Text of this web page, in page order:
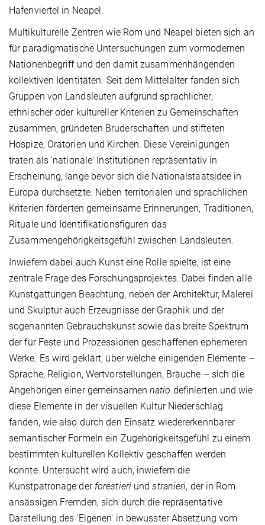
Hafenviertel in Neapel.
Multikulturelle Zentren wie Rom und Neapel bieten sich an
für paradigmatische Untersuchungen zum vormodernen
Nationenbegriff und den damit zusammenhängenden
kollektiven Identitäten. Seit dem Mittelalter fanden sich
Gruppen von Landsleuten aufgrund sprachlicher,
ethnischer oder kultureller Kriterien zu Gemeinschaften
zusammen, gründeten Bruderschaften und stifteten
Hospize, Oratorien und Kirchen. Diese Vereinigungen
traten als 'nationale' Institutionen repräsentativ in
Erscheinung, lange bevor sich die Nationalstaatsidee in
Europa durchsetzte. Neben territorialen und sprachlichen
Kriterien förderten gemeinsame Erinnerungen, Traditionen,
Rituale und Identifikationsfiguren das
Zusammengehörigkeitsgefühl zwischen Landsleuten.
Inwiefern dabei auch Kunst eine Rolle spielte, ist eine
zentrale Frage des Forschungsprojektes. Dabei finden alle
Kunstgattungen Beachtung, neben der Architektur, Malerei
und Skulptur auch Erzeugnisse der Graphik und der
sogenannten Gebrauchskunst sowie das breite Spektrum
der für Feste und Prozessionen geschaffenen ephemeren
Werke. Es wird geklärt, über welche einigenden Elemente –
Sprache, Religion, Wertvorstellungen, Bräuche – sich die
Angehörigen einer gemeinsamennatio definierten und wie
diese Elemente in der visuellen Kultur Niederschlag
fanden, wie also durch den Einsatz wiedererkennbarer
semantischer Formeln ein Zugehörigkeitsgefühl zu einem
bestimmten kulturellen Kollektiv geschaffen werden
konnte. Untersucht wird auch, inwiefern die
Kunstpatronage der forestieri undstranieri, der in Rom
ansässigen Fremden, sich durch die repräsentative
Darstellung des 'Eigenen' in bewusster Absetzung vom